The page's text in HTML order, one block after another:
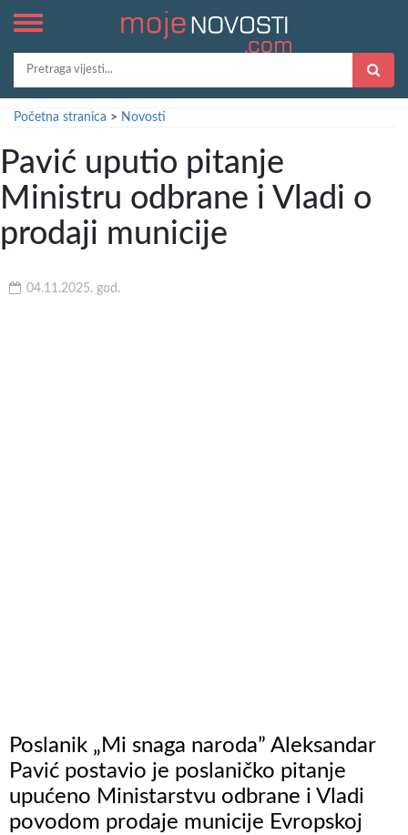
Početna stranica > Novosti
Pavić uputio pitanje
Ministru odbrane i Vladi o
prodaji municije
04.11.2025. god.
Poslanik „Mi snaga naroda” Aleksandar
Pavić postavio je poslaničko pitanje
upućeno Ministarstvu odbrane i Vladi
povodom prodaje municije Evropskoj